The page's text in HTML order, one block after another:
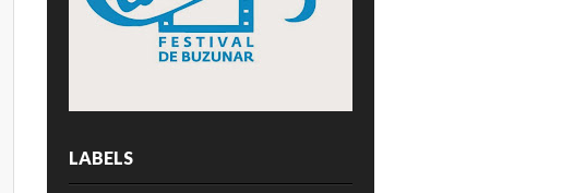
LABELS